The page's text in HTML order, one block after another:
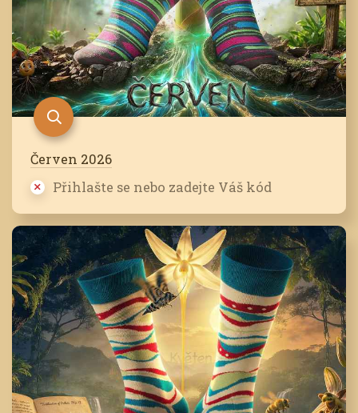
Červen 2026
Přihlašte se nebo zadejte Váš kód